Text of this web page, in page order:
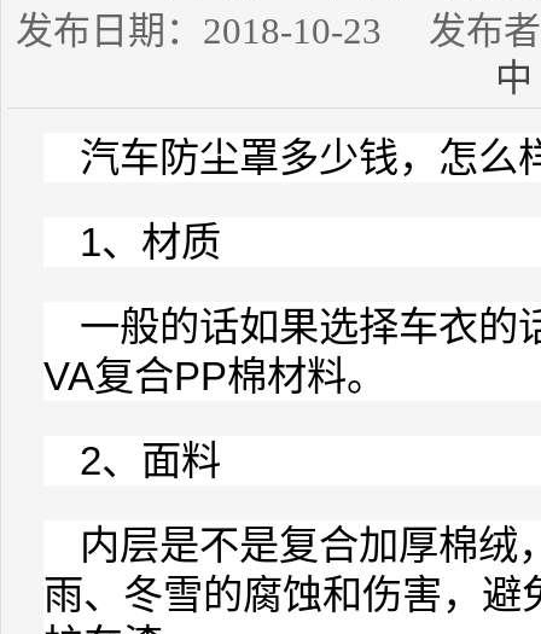
发布日期：2018-10-23 发
中
汽车防尘罩多少钱，怎么
1、材质
一般的话如果选择车衣的
VA复合PP棉材料。
2、面料
内层是不是复合加厚棉绒
雨、冬雪的腐蚀和伤害，